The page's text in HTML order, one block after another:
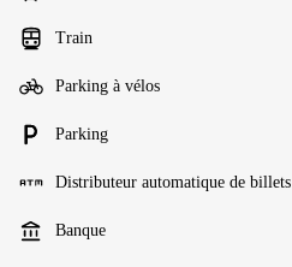
Train
Parking à vélos
Parking
Distributeur automatique de billets
Banque